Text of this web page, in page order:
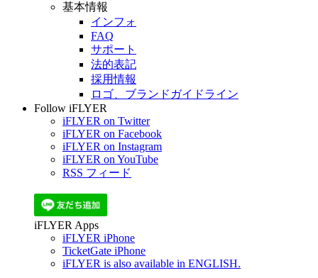
基本情報
インフォ
FAQ
サポート
法的表記
採用情報
ロゴ、ブランドガイドライン
Follow iFLYER
iFLYER on Twitter
iFLYER on Facebook
iFLYER on Instagram
iFLYER on YouTube
RSS フィード
iFLYER Apps
iFLYER iPhone
TicketGate iPhone
iFLYER is also available in ENGLISH.